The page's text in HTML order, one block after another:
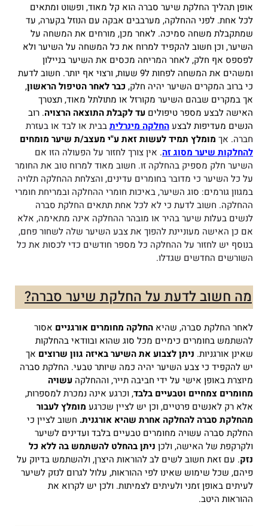
אופן תהליך החלקת שיער סברה הוא קל מאוד, ופשוט ומתאים
לכל אחת. לפני ההחלקה, מערבבים אבקה עם הנוזל בקערה, עד
שמתקבלת משחה סמיכה. לאחר מכן, מורחים את המשחה על
השיער, וכן חשוב להקפיד למרוח את כל המשחה על השיער ולא
לפספס אף חלק, לאחר המריחה מכסים את השיער בניילון
ומשהים את המשחה לפחות ל9 שעות, ורצוי אף יותר.
חשוב לדעת
כי ברוב המקרים השיער יהיה חלק, כבר לאחר הטיפול הראשון,
אך במקרים שבהם השיער מקורזל או מתולתל מאוד, תצטרך
האישה לבצע מספר טיפולים עד לקבלת התוצאה הרצויה. רוב
הנשים מעדיפות לבצעהחלקה מינרליתבבית או לבד או בעזרת
חברה. אך מומלץ תמיד לעשות זאת ע"י מעצב/ת שיער מומחים
להחלקות שיער מסוג זה. אין צורך לחזור על הפעולה הזו אם
השיער חלק מספיק בהחלקה זו. חשוב מאוד למרוח טוב את החומר
על כל השיער כי מדובר בחומרים עדינים, והצלחת ההחלקה תלויה
במגוון גורמים: סוג השיער, באיכות חומרי ההחלקה ובמריחת חומרי
ההחלקה. חשוב לדעת כי לא לכל אחת תתאים החלקת סברה
לנשים בעלות שיער בהיר או מובהר ההחלקה אינה מתאימה, אלא
אם כן האישה מעוניינת להפוך את צבע השיער שלה לשחור פחם,
בנוסף יש לחזור על ההחלקה כל מספר חודשים כדי לכסות את כל
השורשים החדשים שגדלו.
מה חשוב לדעת על החלקת שיער סברה?
לאחר החלקת סברה, שהיא החלקה מחומרים אורגניים אסור
להשתמש בחומרים כימיים מכל סוג שהוא ובוודאי בהחלקות
שאינן אורגניות. ניתן לצבוע את השיער באיזה גוון שרוצים אך
יש להקפיד כי צבע השיער יהיה כמה שיותר טבעי. החלקת סברה
מיוצרת באופן אישי על ידי חביבה תייר, וההחלקה עשויה
מחומרים צמחיים וטבעיים בלבד, וכרגע אינה נמכרת למספרות,
אלא רק לאנשים פרטיים, וכן יש לציין שכרגע מומלץ לעבור
מהחלקת סברה להחלקה אחרת שהיא אורגנית. חשוב לציין כי
החלקת סברה עשויה מחומרים טבעיים בלבד ועדינים לשיער
ולקרקפת של האישה, ולכן ניתן בהחלט להשתמש בה ללא כל
נזק. עם זאת חשוב לשים לב להוראות היצרן, ולהשתמש בדיוק על
פיהם, שכל שימוש שאינו לפי ההוראות, עלול לגרום לנזק לשיער
לעיתים באופן זמני ולעיתים לצמיתות. ולכן יש לקרוא את
ההוראות היטב.